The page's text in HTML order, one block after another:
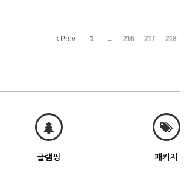
Prev 1 ... 216 217 218
글램핑 패키지